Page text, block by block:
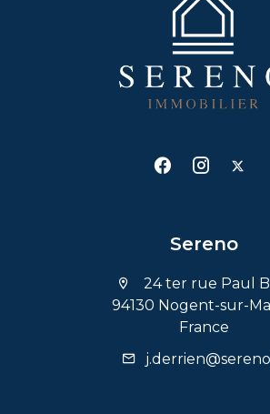
Sereno
24 ter rue Paul
94130 Nogent-sur-
France